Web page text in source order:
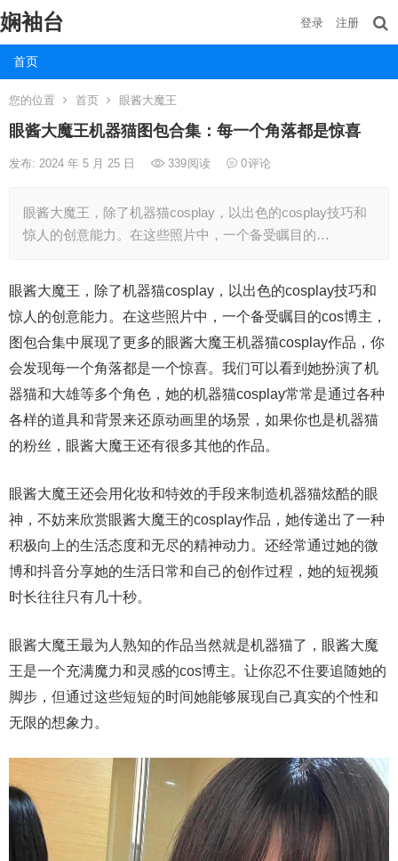
娴袖台
首页
登录 注册
您的位置 首页 眼酱大魔王
眼酱大魔王机器猫图包合集：每一个角落都是惊喜
发布: 2024 年 5 月 25 日 339阅读 0评论
眼酱大魔王，除了机器猫cosplay，以出色的cosplay技巧和
惊人的创意能力。在这些照片中，一个备受瞩目的…
眼酱大魔王，除了机器猫cosplay，以出色的cosplay技巧和
惊人的创意能力。在这些照片中，一个备受瞩目的cos博主，
图包合集中展现了更多的眼酱大魔王机器猫cosplay作品，你
会发现每一个角落都是一个惊喜。我们可以看到她扮演了机
器猫和大雄等多个角色，她的机器猫cosplay常常是通过各种
各样的道具和背景来还原动画里的场景，如果你也是机器猫
的粉丝，眼酱大魔王还有很多其他的作品。
眼酱大魔王还会用化妆和特效的手段来制造机器猫炫酷的眼
神，不妨来欣赏眼酱大魔王的cosplay作品，她传递出了一种
积极向上的生活态度和无尽的精神动力。还经常通过她的微
博和抖音分享她的生活日常和自己的创作过程，她的短视频
时长往往只有几十秒。
眼酱大魔王最为人熟知的作品当然就是机器猫了，眼酱大魔
王是一个充满魔力和灵感的cos博主。让你忍不住要追随她的
脚步，但通过这些短短的时间她能够展现自己真实的个性和
无限的想象力。